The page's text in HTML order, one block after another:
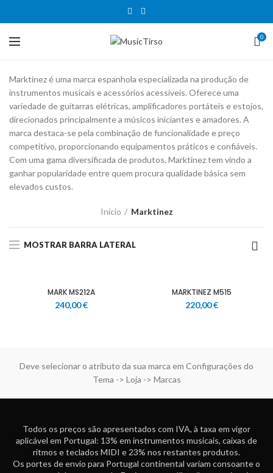
0
Marktinez é uma marca espanhola especializada na produção de
instrumentos musicais e acessórios acessíveis. Oferece uma
variedade de guitarras elétricas, amplificadores portáteis e estojos,
direcionados principalmente a músicos iniciantes e amadores. A
marca destaca-se pela combinação de funcionalidade e preço
competitivo, proporcionando equipamentos práticos e confiáveis.
Com uma gama diversificada de produtos, Marktinez tem vindo a
ganhar popularidade entre quem procura qualidade básica sem
elevados custos.
Início Marktinez
MOSTRAR BARRA LATERAL
MARK MS212A
240,00€
MARKTINEZ M515
220,00€
Deve selecionar o atributo da sua marca em Configurações do
Tema -> Loja -> Marcas
Todos os preços são apresentados com IVA, à taxa em vigor
aplicável em Portugal: 13% em instrumentos musicais, caixas de
ritmos e teclados MIDI e 23% nos restantes produtos.
Os portes de envio para Portugal continental variam consoante o